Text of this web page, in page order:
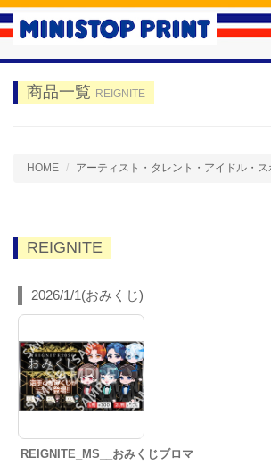
商品一覧 REIGNITE
HOME アーティスト・タレント・アイドル・ス
REIGNITE
2026/1/1(おみくじ)
REIGNITE_MS__おみくじブロマ